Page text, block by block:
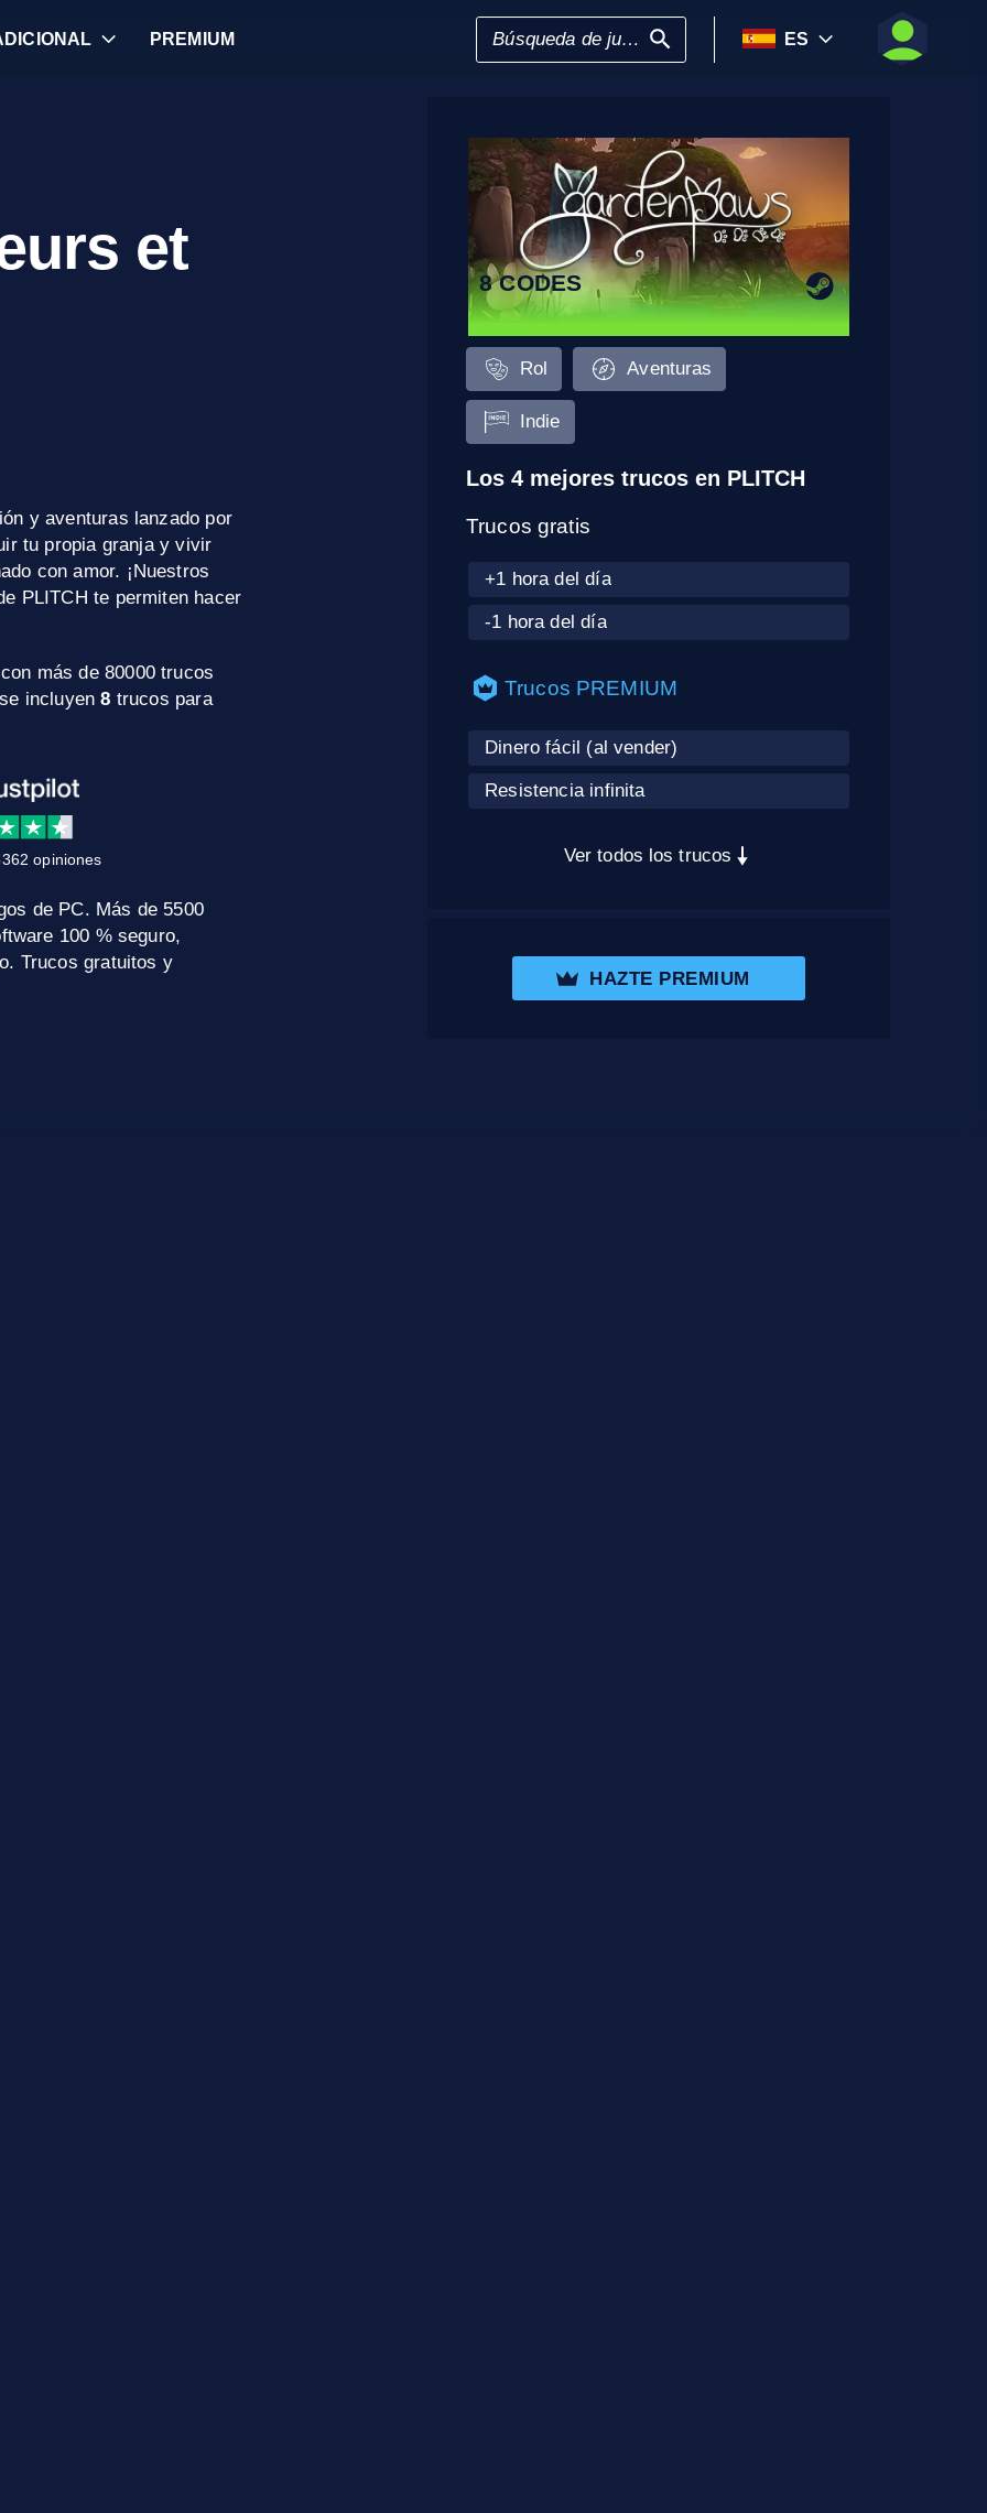
PREMIUM ES
et
y aventuras lanzado por
tu propia granja y vivir
con amor. ¡Nuestros
PLITCH te permiten hacer
más de 80000 trucos
incluyen8 trucos para
opiniones
de PC. Más de 5500
100 % seguro,
Trucos gratuitos y
8 CODES
Rol Aventuras
Indie
Los 4 mejores trucos en PLITCH
Trucos gratis
+1 hora del día
-1 hora del día
Trucos PREMIUM
Dinero fácil (al vender)
Resistencia infinita
Ver todos los trucos
HAZTE PREMIUM